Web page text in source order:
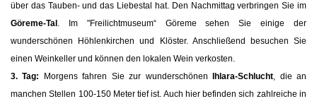
über das Tauben- und das Liebestal hat. Den Nachmittag verbringen Sie im
Göreme-Tal . Im "Freilichtmuseum“ Göreme sehen Sie einige der
wunderschönen Höhlenkirchen und Klöster. Anschließend besuchen Sie
einen Weinkeller und können den lokalen Wein verkosten.
3. Tag:
Morgens fahren Sie zur wunderschönen Ihlara-Schlucht, die an
manchen Stellen 100-150 Meter tief ist. Auch hier befinden sich zahlreiche in